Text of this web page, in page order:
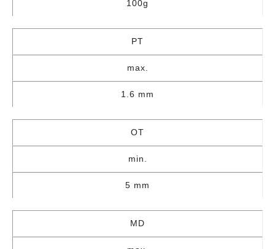
100g
PT
max.
1.6 mm
OT
min.
5 mm
MD